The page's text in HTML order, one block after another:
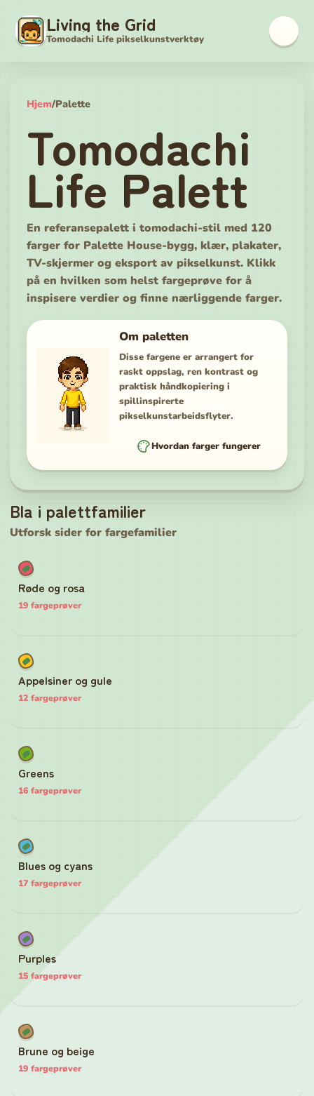
Living the Grid
Tomodachi Life pikselkunstverktøy
Hjem/Palette
Tomodachi
Life Palett
En referansepalett i tomodachi-stil med 120
farger for Palette House-bygg, klær, plakater,
TV-skjermer og eksport av pikselkunst. Klikk
på en hvilken som helst fargeprøve for å
inspisere verdier og finne nærliggende farger.
Om paletten
Disse fargene er arrangert for
raskt oppslag, ren kontrast og
praktisk håndkopiering i
spillinspirerte
pikselkunstarbeidsflyter.
Hvordan farger fungerer
Bla i palettfamilier
Utforsk sider for fargefamilier
Røde og rosa
19 fargeprøver
Appelsiner og gule
12 fargeprøver
Greens
16 fargeprøver
Blues og cyans
17 fargeprøver
Purples
15 fargeprøver
Brune og beige
19 fargeprøver